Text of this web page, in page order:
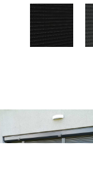
Alle Jalousien